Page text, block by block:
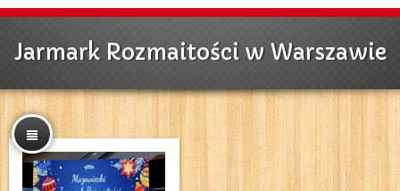
Jarmark Rozmaitości w Warszawie